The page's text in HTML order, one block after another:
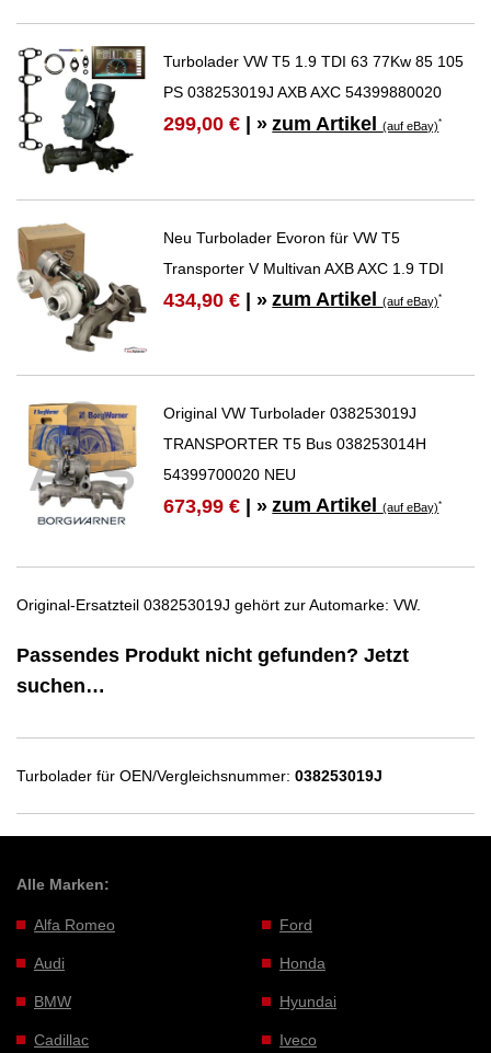
Turbolader VW T5 1.9 TDI 63 77Kw 85 105
PS 038253019J AXB AXC 54399880020
299,00 € | » zum Artikel(auf eBay)*
Neu Turbolader Evoron für VW T5
Transporter V Multivan AXB AXC 1.9 TDI
434,90 € | » zum Artikel(auf eBay)*
Original VW Turbolader 038253019J
TRANSPORTER T5 Bus 038253014H
54399700020 NEU
673,99 € | » zum Artikel(auf eBay)*
Original-Ersatzteil 038253019J gehört zur Automarke: VW.
Passendes Produkt nicht gefunden? Jetzt
suchen…
Turbolader für OEN/Vergleichsnummer: 038253019J
Alle Marken:
Alfa Romeo
Audi
BMW
Cadillac
Ford
Honda
Hyundai
Iveco